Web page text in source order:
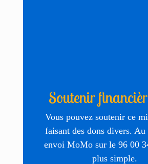
Soutenir
Vous pouvez soutenir ce
faisant des dons divers.
envoi MoMo sur le 96 00
plus simple.